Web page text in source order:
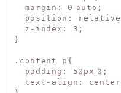
margin : 0 auto ;
position : relative
z-index : 3 ;
}
.content p{
padding : 50px 0 ;
text-align : center